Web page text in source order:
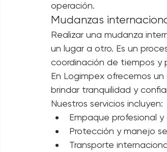
exigencias del comercio
Cada movimiento de
estructurados para
operación.
Mudanzas
Realizar una mudanza
un lugar a otro. Es un
coordinación de tiempos y
En Logimpex ofrecemos
brindar tranquilidad y
Nuestros servicios incluyen: